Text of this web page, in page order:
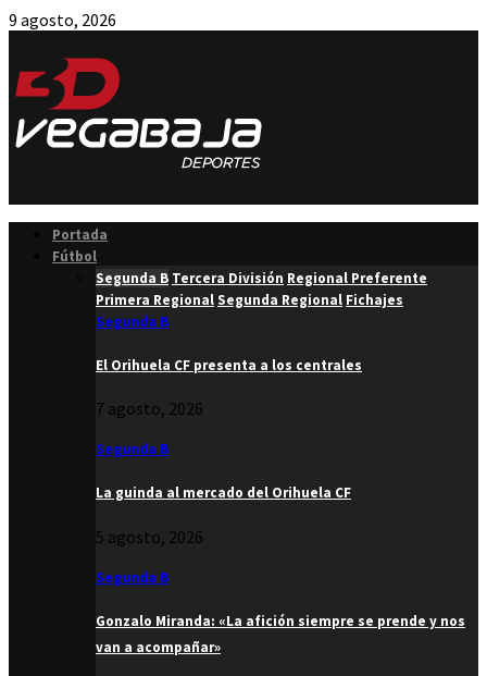
9 agosto, 2026
Portada
Fútbol
Segunda B Tercera División Regional Preferente
Primera RegionalSegunda Regional Fichajes
Segunda B
El Orihuela CF presenta a los centrales
7 agosto, 2026
Segunda B
La guinda al mercado del Orihuela CF
5 agosto, 2026
Segunda B
Gonzalo Miranda: «La afición siempre se prende y nos
van a acompañar»